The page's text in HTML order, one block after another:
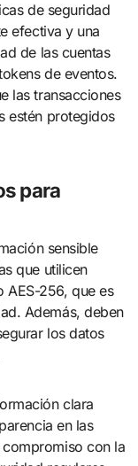
de seguridad
efectiva y una
de las cuentas
de eventos.
las transacciones
estén protegidos
para
sensible
que utilicen
AES-256, que es
Además, deben
los datos
clara
en las
con la